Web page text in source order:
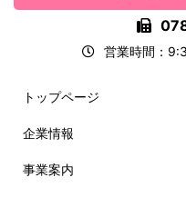
営業時間：
トップページ
企業情報
事業案内